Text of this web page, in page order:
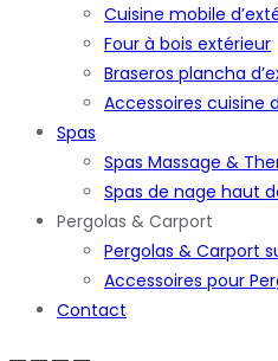
Cuisine mobile
Four à bois extérieur
Braseros plancha
Accessoires cuisine
Spas
Spas Massage &
Spas de nage haut
Pergolas & Carport
Pergolas & Carport
Accessoires pour
Contact